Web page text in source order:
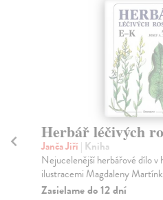
Herbář léčivých
Janča Jiří | Kniha
Nejucelenější herbářové dílo v
ilustracemi Magdaleny
Zasielame do 12 dní